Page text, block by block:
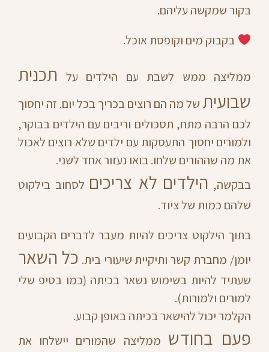
בקור שמקשה עליהם.
בקבוק מים וקופסת אוכל.
ממליצה ממש לשבת עם הילדים על תכנית
שבועית של מה הם רוצים בכריך בכל יום. זה יחסוך
לכם הרבה מתח, תסכולים וריבים עם הילדים בבוקר,
ולמורים יחסוך התעסקות עם ילדים שלא רוצים לאכול
את מה שההורים שלחו. בואו נעזור אחד לשני.
בבקשה, הילדים לא צריכים לסחוב בילקוט
שלהם כמות של ציוד.
בתוך הילקוט צריכים להיות מעבר לדברים הקבועים
יומן/ מחברת קשר ותיקיית שיעורי בית. כל השאר
שעתיד להיות בשימוש נשאר בכיתה (כמו בטיפ שלי
למורים ולמורות).
הקלמר יכול להישאר בכיתה באופן קבוע.
פעם בחודש ממליצה שהמורים יישלחו את